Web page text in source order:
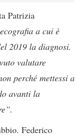
Patrizia
a cui è
2019 la diagnosi.
valutare
perché mettessi a
avanti la
Federico